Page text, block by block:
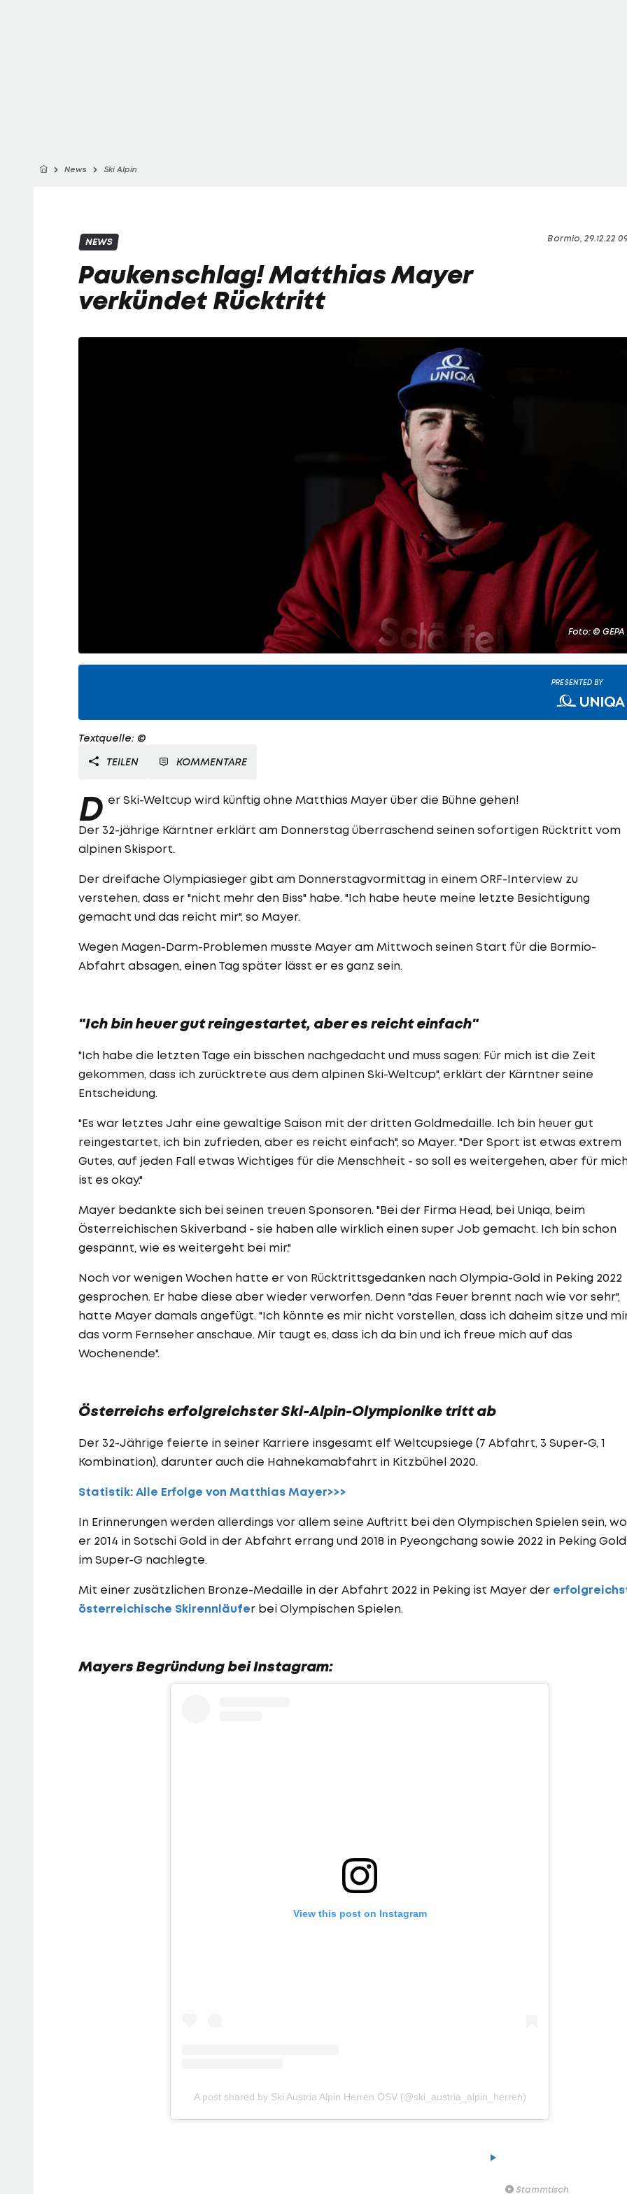
News Ski Alpin
Bormio, 29.12.22
NEWS
Paukenschlag! Matthias Mayer
verkündet Rücktritt
Foto: © GEPA
PRESENTED BY
Textquelle: ©
TEILEN
KOMMENTARE
D er Ski-Weltcup wird künftig ohne Matthias Mayer über die Bühne gehen!
Der 32-jährige Kärntner erklärt am Donnerstag überraschend seinen sofortigen Rücktritt vom
alpinen Skisport.
Der dreifache Olympiasieger gibt am Donnerstagvormittag in einem ORF-Interview zu
verstehen, dass er "nicht mehr den Biss" habe. "Ich habe heute meine letzte Besichtigung
gemacht und das reicht mir", so Mayer.
Wegen Magen-Darm-Problemen musste Mayer am Mittwoch seinen Start für die Bormio-
Abfahrt absagen, einen Tag später lässt er es ganz sein.
"Ich bin heuer gut reingestartet, aber es reicht einfach"
"Ich habe die letzten Tage ein bisschen nachgedacht und muss sagen: Für mich ist die Zeit
gekommen, dass ich zurücktrete aus dem alpinen Ski-Weltcup", erklärt der Kärntner seine
Entscheidung.
"Es war letztes Jahr eine gewaltige Saison mit der dritten Goldmedaille. Ich bin heuer gut
reingestartet, ich bin zufrieden, aber es reicht einfach", so Mayer. "Der Sport ist etwas extrem
Gutes, auf jeden Fall etwas Wichtiges für die Menschheit - so soll es weitergehen, aber für
ist es okay."
Mayer bedankte sich bei seinen treuen Sponsoren. "Bei der Firma Head, bei Uniqa, beim
Österreichischen Skiverband - sie haben alle wirklich einen super Job gemacht. Ich bin schon
gespannt, wie es weitergeht bei mir."
Noch vor wenigen Wochen hatte er von Rücktrittsgedanken nach Olympia-Gold in Peking 2022
gesprochen. Er habe diese aber wieder verworfen. Denn "das Feuer brennt nach wie vor sehr",
hatte Mayer damals angefügt. "Ich könnte es mir nicht vorstellen, dass ich daheim sitze und
das vorm Fernseher anschaue. Mir taugt es, dass ich da bin und ich freue mich auf das
Wochenende".
Österreichs erfolgreichster Ski-Alpin-Olympionike tritt ab
Der 32-Jährige feierte in seiner Karriere insgesamt elf Weltcupsiege (7 Abfahrt, 3 Super-G, 1
Kombination), darunter auch die Hahnekamabfahrt in Kitzbühel 2020.
Statistik: Alle Erfolge von Matthias Mayer>>>
In Erinnerungen werden allerdings vor allem seine Auftritt bei den Olympischen Spielen sein, wo
er 2014 in Sotschi Gold in der Abfahrt errang und 2018 in Pyeongchang sowie 2022 in Peking Gold
im Super-G nachlegte.
Mit einer zusätzlichen Bronze-Medaille in der Abfahrt 2022 in Peking ist Mayer der
österreichische Skirennläufer bei Olympischen Spielen.
Mayers Begründung bei Instagram:
View this post on Instagram
A post shared by Ski Austria Alpin Herren ÖSV (@ski_austria_alpin_herren)
Stammtisch